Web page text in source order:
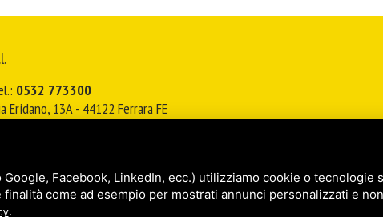
0532 773300
Eridano, 13A - 44122 Ferrara FE
Privacy policy/Legal
Facebook, LinkedIn, ecc.) utilizziamo cookie o tecnologie
come ad esempio per mostrati annunci personalizzati e
.